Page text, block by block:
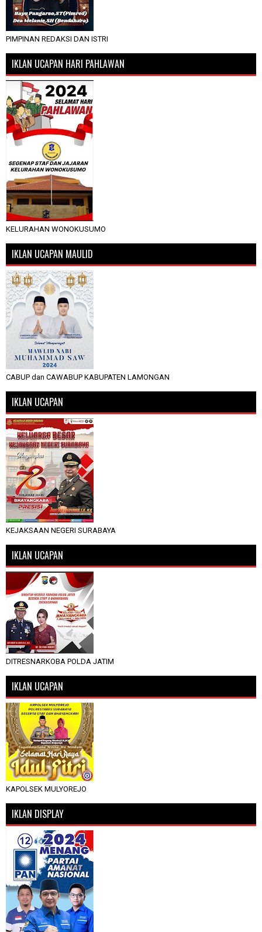
PIMPINAN REDAKSI DAN ISTRI
IKLAN UCAPAN HARI PAHLAWAN
KELURAHAN WONOKUSUMO
IKLAN UCAPAN MAULID
CABUP dan CAWABUP KABUPATEN LAMONGAN
IKLAN UCAPAN
KEJAKSAAN NEGERI SURABAYA
IKLAN UCAPAN
DITRESNARKOBA POLDA JATIM
IKLAN UCAPAN
KAPOLSEK MULYOREJO
IKLAN DISPLAY